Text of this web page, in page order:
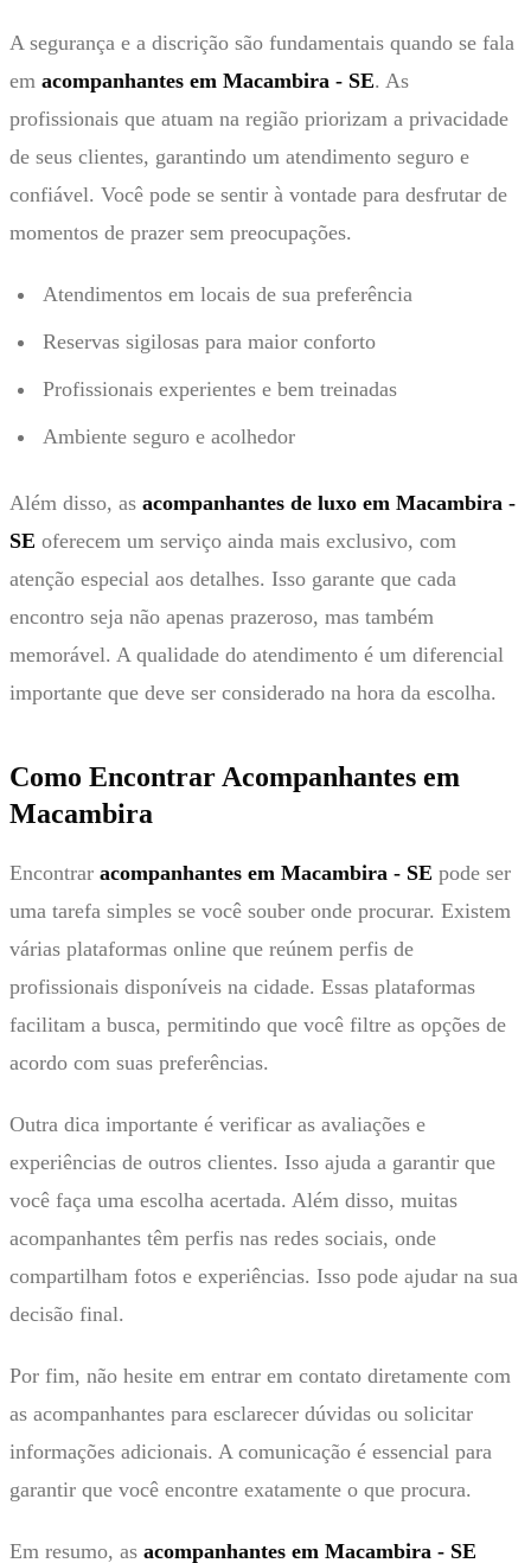
A segurança e a discrição são fundamentais quando se fala
em acompanhantes em Macambira - SE. As
profissionais que atuam na região priorizam a privacidade
de seus clientes, garantindo um atendimento seguro e
confiável. Você pode se sentir à vontade para desfrutar de
momentos de prazer sem preocupações.
Atendimentos em locais de sua preferência
Reservas sigilosas para maior conforto
Profissionais experientes e bem treinadas
Ambiente seguro e acolhedor
Além disso, as acompanhantes de luxo em Macambira -
SE oferecem um serviço ainda mais exclusivo, com
atenção especial aos detalhes. Isso garante que cada
encontro seja não apenas prazeroso, mas também
memorável. A qualidade do atendimento é um diferencial
importante que deve ser considerado na hora da escolha.
Como Encontrar Acompanhantes em
Macambira
Encontrar acompanhantes em Macambira - SE pode ser
uma tarefa simples se você souber onde procurar. Existem
várias plataformas online que reúnem perfis de
profissionais disponíveis na cidade. Essas plataformas
facilitam a busca, permitindo que você filtre as opções de
acordo com suas preferências.
Outra dica importante é verificar as avaliações e
experiências de outros clientes. Isso ajuda a garantir que
você faça uma escolha acertada. Além disso, muitas
acompanhantes têm perfis nas redes sociais, onde
compartilham fotos e experiências. Isso pode ajudar na sua
decisão final.
Por fim, não hesite em entrar em contato diretamente com
as acompanhantes para esclarecer dúvidas ou solicitar
informações adicionais. A comunicação é essencial para
garantir que você encontre exatamente o que procura.
Em resumo, as acompanhantes em Macambira - SE